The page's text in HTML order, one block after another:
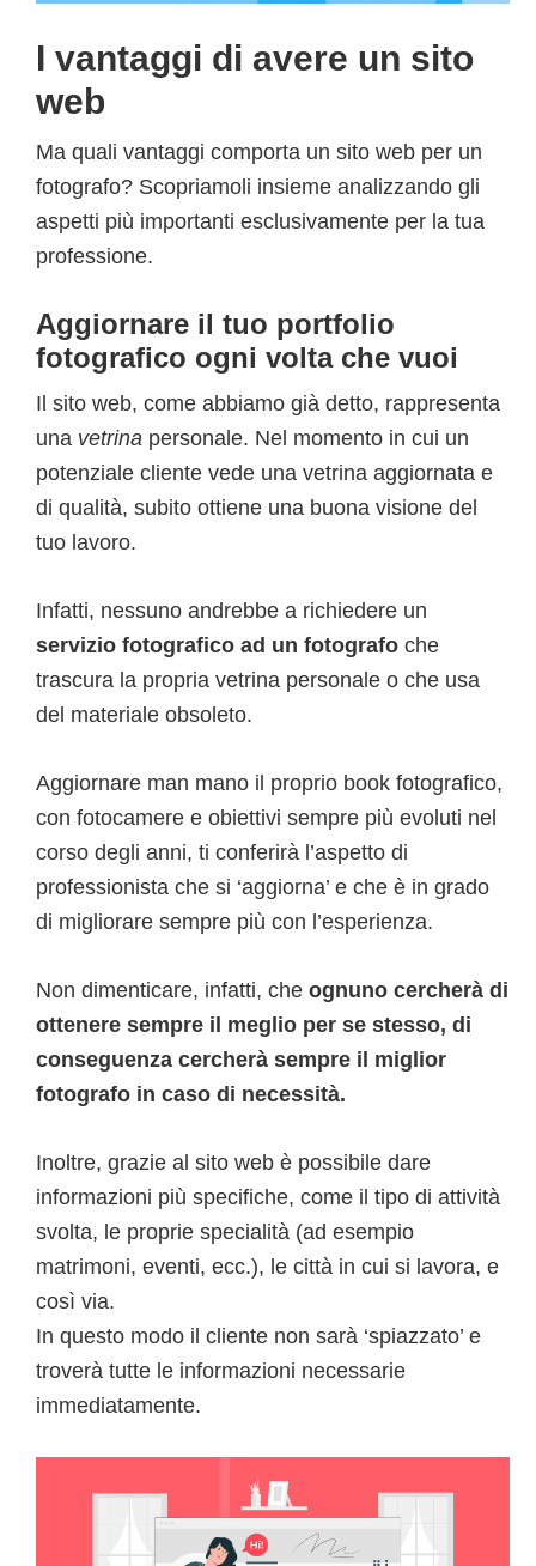
I vantaggi di avere un sito
web
Ma quali vantaggi comporta un sito web per un
fotografo? Scopriamoli insieme analizzando gli
aspetti più importanti esclusivamente per la tua
professione.
Aggiornare il tuo portfolio
fotografico ogni volta che vuoi
Il sito web, come abbiamo già detto, rappresenta
una vetrina personale. Nel momento in cui un
potenziale cliente vede una vetrina aggiornata e
di qualità, subito ottiene una buona visione del
tuo lavoro.
Infatti, nessuno andrebbe a richiedere un
servizio fotografico ad un fotografo che
trascura la propria vetrina personale o che usa
del materiale obsoleto.
Aggiornare man mano il proprio book fotografico,
con fotocamere e obiettivi sempre più evoluti nel
corso degli anni, ti conferirà l’aspetto di
professionista che si ‘aggiorna’ e che è in grado
di migliorare sempre più con l’esperienza.
Non dimenticare, infatti, che ognuno cercherà di
ottenere sempre il meglio per se stesso, di
conseguenza cercherà sempre il miglior
fotografo in caso di necessità.
Inoltre, grazie al sito web è possibile dare
informazioni più specifiche, come il tipo di attività
svolta, le proprie specialità (ad esempio
matrimoni, eventi, ecc.), le città in cui si lavora, e
così via.
In questo modo il cliente non sarà ‘spiazzato’ e
troverà tutte le informazioni necessarie
immediatamente.